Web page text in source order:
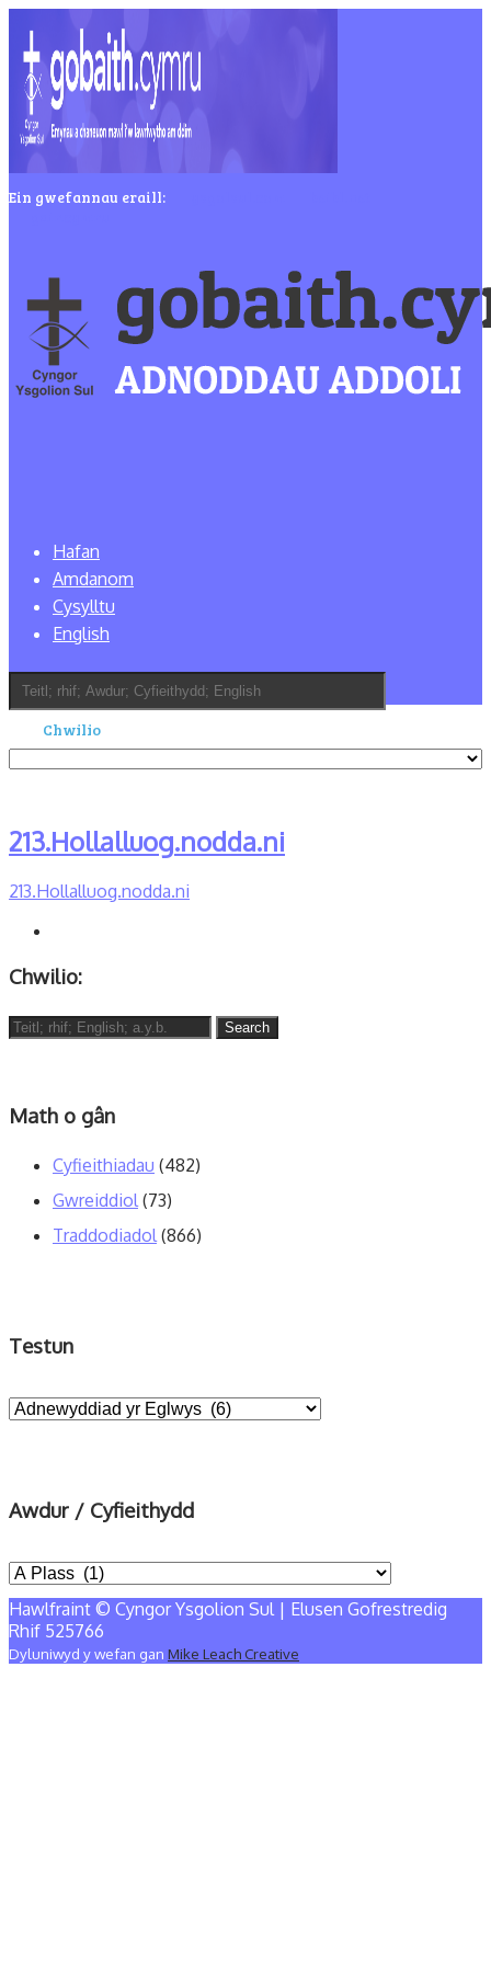
Ein gwefannau eraill:
Hafan
Amdanom
Cysylltu
English
213.Hollalluog.nodda.ni
213.Hollalluog.nodda.ni
Chwilio:
Search
for:
Math o gân
Cyfieithiadau (482)
Gwreiddiol(73)
Traddodiadol(866)
Testun
Awdur / Cyfieithydd
Hawlfraint © Cyngor Ysgolion Sul | Elusen Gofrestredig
Rhif 525766
Dyluniwyd y wefan gan Mike Leach Creative